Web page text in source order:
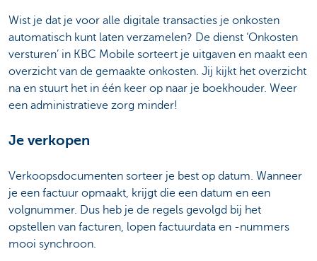
Wist je dat je voor alle digitale transacties je onkosten
automatisch kunt laten verzamelen? De dienst ‘Onkosten
versturen’ in KBC Mobile sorteert je uitgaven en maakt een
overzicht van de gemaakte onkosten. Jij kijkt het overzicht
na en stuurt het in één keer op naar je boekhouder. Weer
een administratieve zorg minder!
Je verkopen
Verkoopsdocumenten sorteer je best op datum. Wanneer
je een factuur opmaakt, krijgt die een datum en een
volgnummer. Dus heb je de regels gevolgd bij het
opstellen van facturen, lopen factuurdata en -nummers
mooi synchroon.